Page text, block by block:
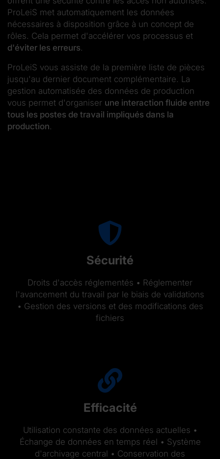
ProLeiS met automatiquement les données
nécessaires à disposition grâce à un concept de
rôles. Cela permet d'accélérer vos processus et
d'éviter les erreurs.
ProLeiS vous assiste de la première liste de pièces
jusqu'au dernier document complémentaire. La
gestion automatisée des données de production
vous permet d'organiser une interaction fluide entre
tous les postes de travail impliqués dans la
production.
Sécurité
Droits d'accès réglementés • Réglementer
l'avancement du travail par le biais de validations
• Gestion des versions et des modifications des
fichiers
Efficacité
Utilisation constante des données actuelles •
Échange de données en temps réel • Système
d'archivage central • Conservation des